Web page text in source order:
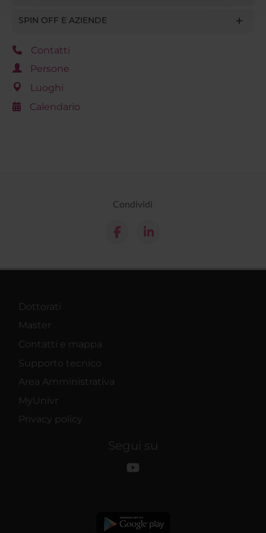
raccolto dal tuo utilizzo dei loro servizi.
SPIN OFF E AZIENDE
Contatti
Persone
Luoghi
Calendario
Condividi
Dottorati
Master
Contatti e mappa
Supporto tecnico
Area Amministrativa
MyUnivr
Privacy policy
Segui su